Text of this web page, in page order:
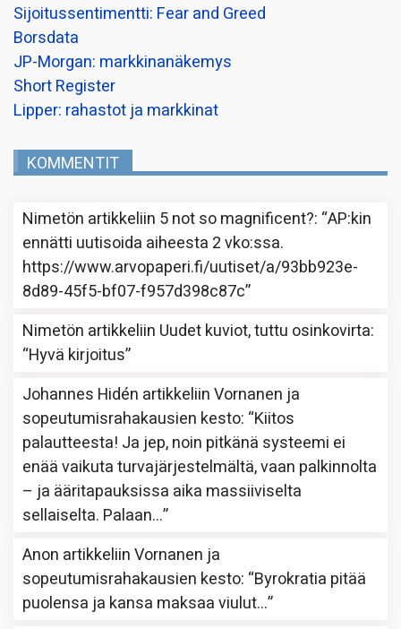
Sijoitussentimentti: Fear and Greed
Borsdata
JP-Morgan: markkinanäkemys
Short Register
Lipper: rahastot ja markkinat
KOMMENTIT
Nimetön artikkeliin 5 not so magnificent?: “AP:kin
ennätti uutisoida aiheesta 2 vko:ssa.
https://www.arvopaperi.fi/uutiset/a/93bb923e-
8d89-45f5-bf07-f957d398c87c”
Nimetön artikkeliin Uudet kuviot, tuttu osinkovirta:
“Hyvä kirjoitus”
Johannes Hidén artikkeliinVornanen ja
sopeutumisrahakausien kesto: “Kiitos
palautteesta! Ja jep, noin pitkänä systeemi ei
enää vaikuta turvajärjestelmältä, vaan palkinnolta
– ja ääritapauksissa aika massiiviselta
sellaiselta. Palaan…”
Anon artikkeliinVornanen ja
sopeutumisrahakausien kesto: “Byrokratia pitää
puolensa ja kansa maksaa viulut…”